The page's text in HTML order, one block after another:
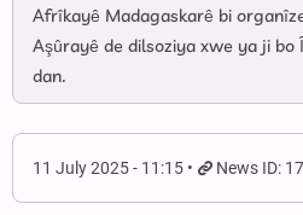
Afrîkayê Madagaskarê bi
Aşûrayê de dilsoziya xwe ya ji bo
dan.
11 July 2025 - 11:15 News ID: